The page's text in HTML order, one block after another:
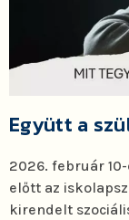
Együtt a
2026. február
előtt az
kirendelt